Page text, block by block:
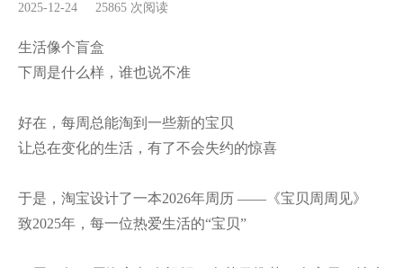
2025-12-24 25865 次阅读
生活像个盲盒
下周是什么样，谁也说不准
好在，每周总能淘到一些新的宝贝
让总在变化的生活，有了不会失约的惊喜
于是，淘宝设计了一本2026年周历 ——《宝贝周周见》
致2025年，每一位热爱生活的“宝贝”